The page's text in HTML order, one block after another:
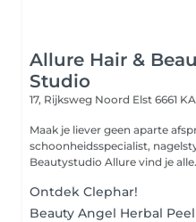
Allure Hair &
Studio
17, Rijksweg Noord Elst 6661 KA
Maak je liever geen aparte
schoonheidsspecialist,
Beautystudio Allure vind je
Ontdek Clephar!
Beauty Angel Herbal